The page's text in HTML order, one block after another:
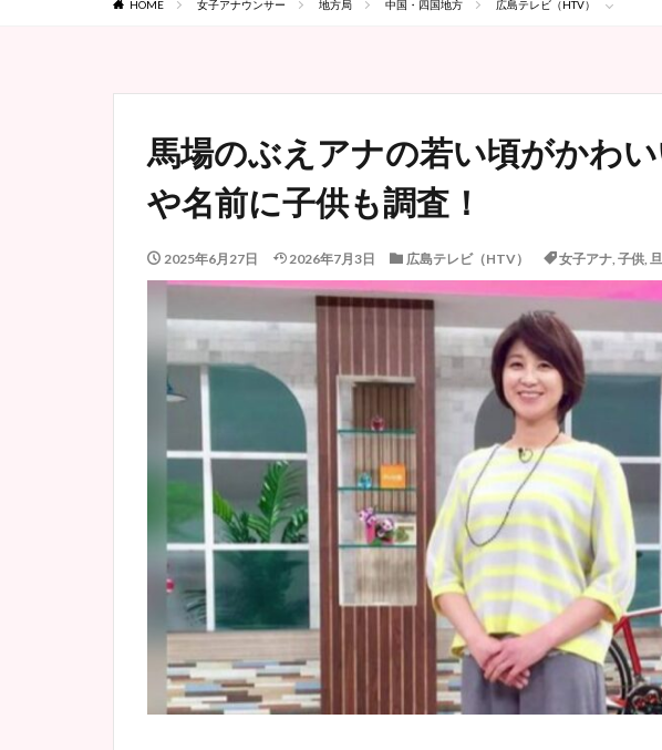
HOME 女子アナウンサー 地方局 中国・四国地方 広島テレビ（HTV）
馬場のぶえアナの若い頃がかわ
や名前に子供も調査！
2025年6月27日 2026年7月3日 広島テレビ（HTV） 女子アナ, 子供,